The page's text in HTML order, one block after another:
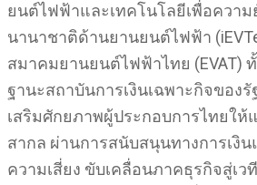
ยนต์ไฟฟ้าและเทคโนโลยีเพื่อความ
นานาชาติด้านยานยนต์ไฟฟ้า
สมาคมยานยนต์ไฟฟ้าไทย (EVAT) ทั้
ฐานะสถาบันการเงินเฉพาะกิจของ
เสริมศักยภาพผู้ประกอบการไทยให้
สากล ผ่านการสนับสนุนทางการเงิ
ความเสี่ยง ขับเคลื่อนภาคธุรกิจสู่เว